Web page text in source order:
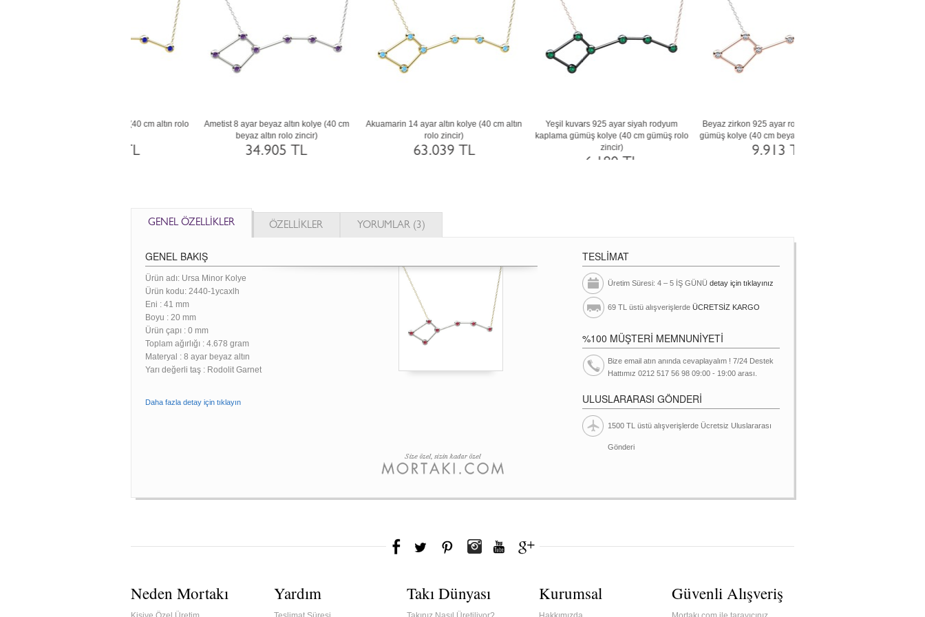
Beyaz zirkon 925 ayar rose altın kaplama
gümüş kolye (40 cm beyaz altın rolo zincir)
Siyah zirkon 8 ayar altın kolye (40 cm
Sitrin 8 ayar beyaz altın kolye (40 cm
gümüş rolo zincir)
Beyaz zirkon 925 ayar siyah rodyum
kaplama gümüş kolye (40 cm altın rolo
GENEL ÖZELLİKLER ÖZELLİKLER YORUMLAR (3)
GENEL BAKIŞ
Ürün adı: Ursa Minor Kolye
Ürün kodu: 2440-1ycaxlh
Eni : 41 mm
Boyu : 20 mm
Ürün çapı : 0 mm
Toplam ağırlığı : 4.678 gram
Materyal : 8 ayar beyaz altın
Yarı değerli taş : Rodolit Garnet
Daha fazla detay için tıklayın
TESLİMAT
Üretim Süresi: 4 – 5 İŞ GÜNÜ detay için tıklayınız
69 TL üstü alışverişlerde ÜCRETSİZ KARGO
%100 MÜŞTERİ MEMNUNİYETİ
Bize email atın anında cevaplayalım ! 7/24 Destek
Hattımız 0212 517 56 98 09:00 - 19:00 arası.
ULUSLARARASI GÖNDERİ
1500 TL üstü alışverişlerde Ücretsiz Uluslararası
Gönderi
Neden Mortakı Yardım Takı Dünyası Kurumsal Güvenli Alışveriş